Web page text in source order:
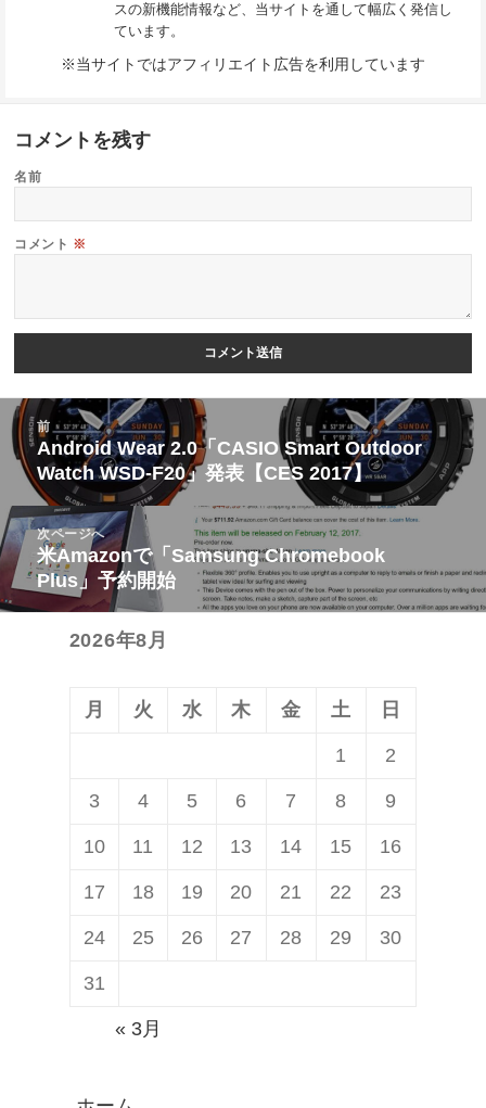
スの新機能情報など、当サイトを通して幅広く発信し
ています。
※当サイトではアフィリエイト広告を利用しています
コメントを残す
名前
コメント ※
投
稿
ビ
ゲ
ー
シ
前
前
の
投
稿:
Android Wear 2.0「CASIO Smart Outdoor
Watch WSD-F20」発表【CES 2017】
次ページへ
次
の
投
米Amazonで「Samsung Chromebook
Plus」予約開始
2026年8月
月 火 水 木 金 土 日
1 2
3 4 5 6 7 8 9
10 11 12 13 14 15 16
17 18 19 20 21 22 23
24 25 26 27 28 29 30
31
« 3月